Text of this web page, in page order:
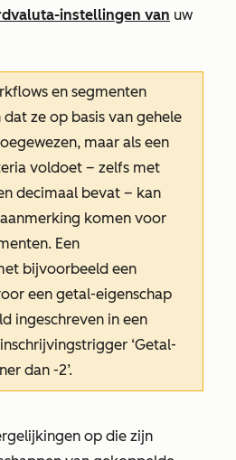
instellingen van uw
en segmenten
ze op basis van gehele
maar als een
voldoet – zelfs met
decimaal bevat – kan
komen voor
Een
bijvoorbeeld een
een getal-eigenschap
ingeschreven in een
‘Getal-
dan -2’.
op die zijn